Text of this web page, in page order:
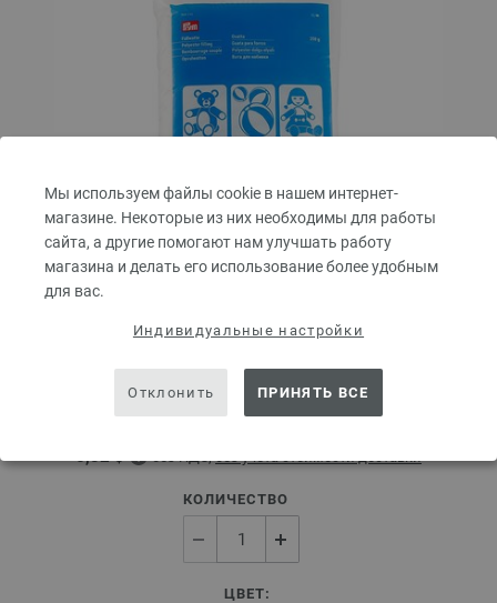
Мы используем файлы cookie в нашем интернет-
магазине. Некоторые из них необходимы для работы
сайта, а другие помогают нам улучшать работу
магазина и делать его использование более удобным
для вас.
Индивидуальные настройки
Отклонить ПРИНЯТЬ ВСЕ
Синтепон 968210/250 г
Синтепон от Prym, 250 г, 100% полиэстер
6,82 $ без НДС,без учета стоимости доставки
КОЛИЧЕСТВО
ЦВЕТ: